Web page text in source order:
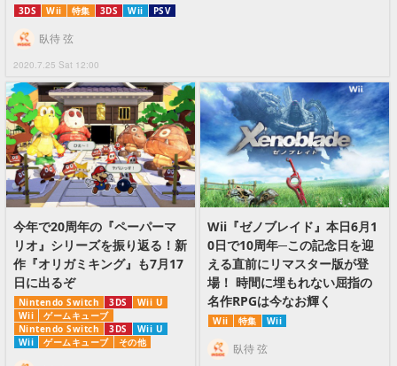
3DS Wii 特集 3DS Wii PSV
2020.7.25 Sat 12:00
臥待 弦
今年で20周年の『ペーパーマ
リオ』シリーズを振り返る！新
作『オリガミキング』も7月17
日に出るぞ
Nintendo Switch 3DS
Wii U
Wii
ゲームキューブ
Nintendo Switch
3DS
Wii U
Wii
ゲームキューブ その他
Wii『ゼノブレイド』本日6月1
0日で10周年─この記念日を迎
える直前にリマスター版が登
場！ 時間に埋もれない屈指の
名作RPGは今なお輝く
Wii 特集 Wii
臥待 弦